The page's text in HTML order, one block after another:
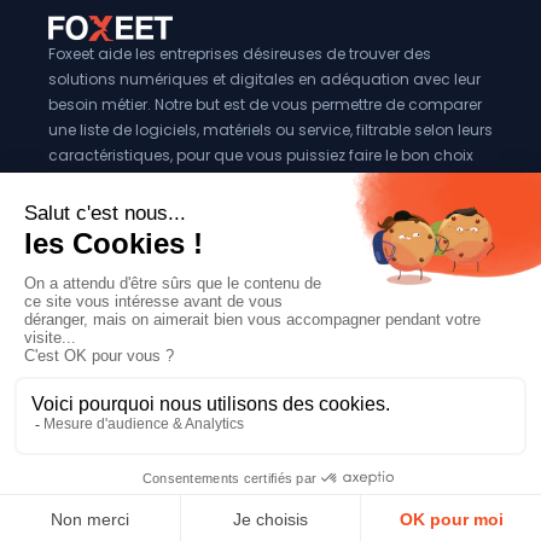
Foxeet aide les entreprises désireuses de trouver des
solutions numériques et digitales en adéquation avec leur
besoin métier. Notre but est de vous permettre de comparer
une liste de logiciels, matériels ou service, filtrable selon leurs
caractéristiques, pour que vous puissiez faire le bon choix
Vous êtes éditeur?
Se référencer sur Foxeet
Réseaux
Mentions légales